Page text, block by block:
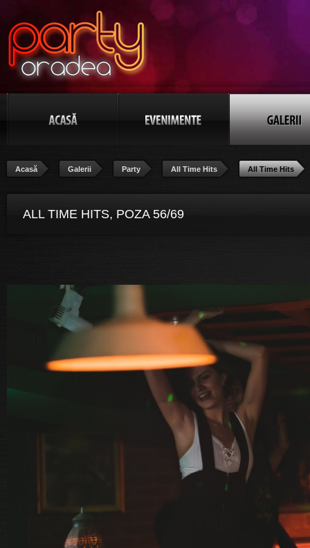
Acasă Galerii Party All Time Hits All Time Hits
ALL TIME HITS, POZA 56/69